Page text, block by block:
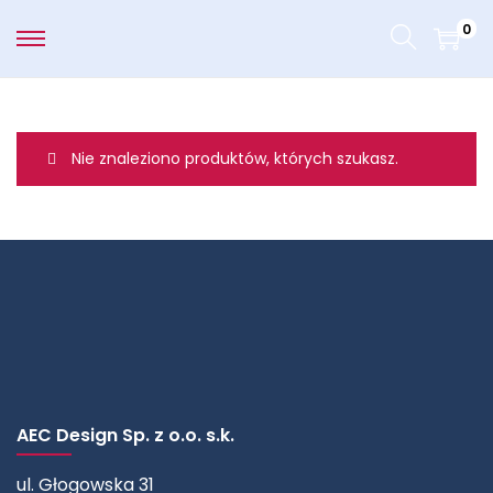
0
Nie znaleziono produktów, których szukasz.
AEC Design Sp. z o.o. s.k.
ul. Głogowska 31